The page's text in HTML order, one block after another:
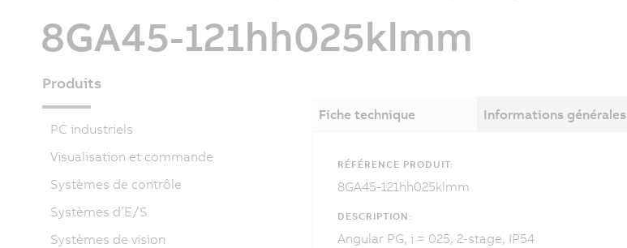
8GA45-121hh025klmm
Fiche technique Informations générales
RÉFÉRENCE PRODUIT:
8GA45-121hh025klmm
DESCRIPTION:
Angular PG, i = 025, 2-stage, IP54
Produits
PC industriels
Visualisation et commande
Systèmes de contrôle
Systèmes d’E/S
Systèmes de vision